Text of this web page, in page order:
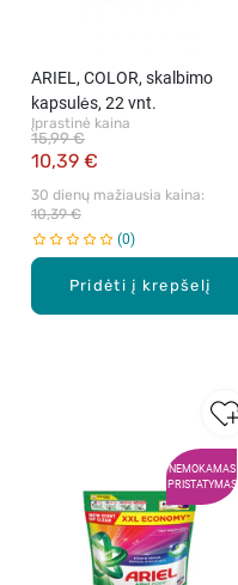
Pridėti į krepšelį
ARIEL, COLOR, skalbimo
kapsulės, 22 vnt.
Įprastinė kaina
10,39 €
15,99 €
30 dienų mažiausia kaina:
10,39 €
0
NEMOKAMAS
PRISTATYMAS